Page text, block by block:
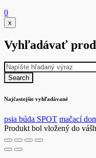
0
x
Vyhľadávať
Najčastejšie vyhľadávané
psia búda SPOT mačací
Produkt bol vložený do